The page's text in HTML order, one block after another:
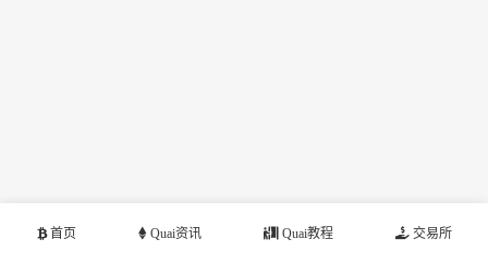
首页 Quai资讯 Quai教程 交易所